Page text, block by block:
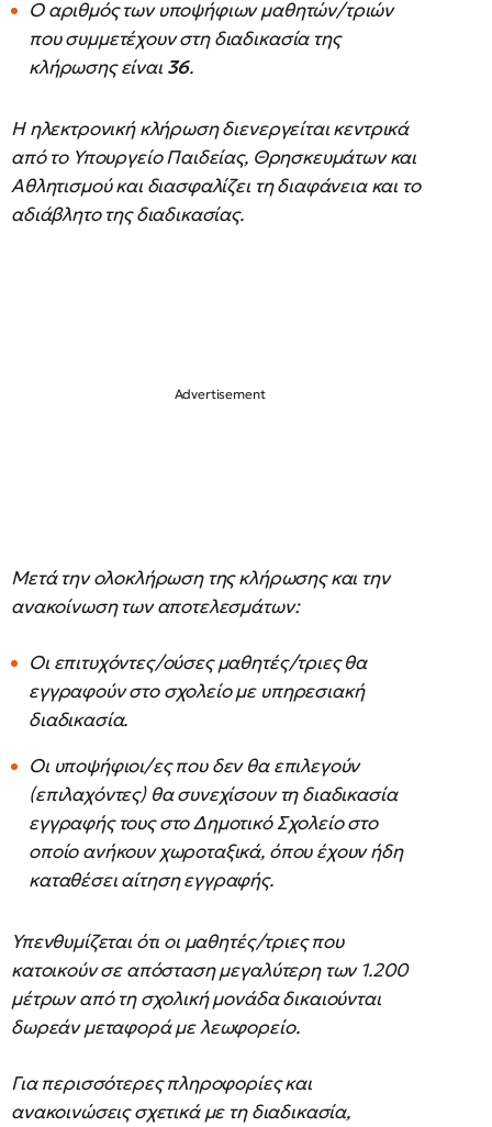
Ο αριθμός των υποψήφιων μαθητών/τριών
που συμμετέχουν στη διαδικασία της
κλήρωσης είναι 36.
Η ηλεκτρονική κλήρωση διενεργείται κεντρικά
από το Υπουργείο Παιδείας, Θρησκευμάτων και
Αθλητισμού και διασφαλίζει τη διαφάνεια και το
αδιάβλητο της διαδικασίας.
Μετά την ολοκλήρωση της κλήρωσης και την
ανακοίνωση των αποτελεσμάτων:
Οι επιτυχόντες/ούσες μαθητές/τριες θα
εγγραφούν στο σχολείο με υπηρεσιακή
διαδικασία.
Οι υποψήφιοι/ες που δεν θα επιλεγούν
(επιλαχόντες) θα συνεχίσουν τη διαδικασία
εγγραφής τους στο Δημοτικό Σχολείο στο
οποίο ανήκουν χωροταξικά, όπου έχουν ήδη
καταθέσει αίτηση εγγραφής.
Υπενθυμίζεται ότι οι μαθητές/τριες που
κατοικούν σε απόσταση μεγαλύτερη των 1.200
μέτρων από τη σχολική μονάδα δικαιούνται
δωρεάν μεταφορά με λεωφορείο.
Για περισσότερες πληροφορίες και
ανακοινώσεις σχετικά με τη διαδικασία,